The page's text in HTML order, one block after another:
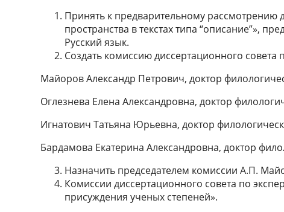
Принять к предварительному
пространства в текстах типа “описание”»,
Русский язык.
Создать комиссию диссертационного
Майоров Александр Петрович, доктор
Оглезнева Елена Александровна, доктор
Игнатович Татьяна Юрьевна, доктор
Бардамова Екатерина Александровна, доктор
Назначить председателем комиссии А.П.
Комиссии диссертационного совета по
присуждения ученых степеней».